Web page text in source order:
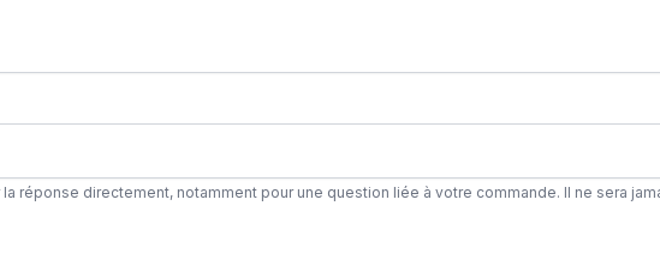
réponse directement, notamment pour une question liée à votre commande. Il ne sera